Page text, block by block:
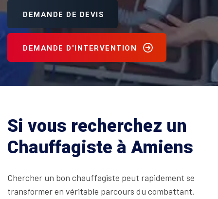
DEMANDE DE DEVIS
DEMANDE D'INTERVENTION
Si vous recherchez un
Chauffagiste à Amiens
Chercher un bon chauffagiste peut rapidement se
transformer en véritable parcours du combattant.